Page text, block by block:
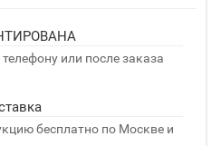
или после заказа
бесплатно по Москве и